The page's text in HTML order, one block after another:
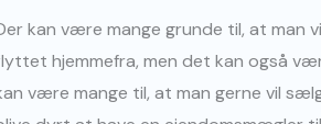
kan være mange grunde til, at man
hjemmefra, men det kan også
være mange til, at man gerne vil